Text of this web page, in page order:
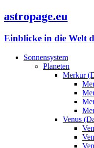
astropage.eu
Einblicke in die Welt
Sonnensystem
Planeten
Merkur
Venus